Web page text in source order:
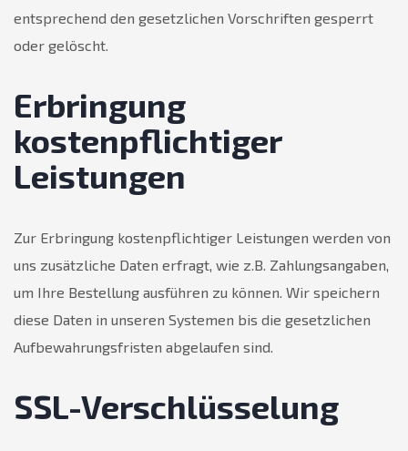
entsprechend den gesetzlichen Vorschriften gesperrt
oder gelöscht.
Erbringung
kostenpflichtiger
Leistungen
Zur Erbringung kostenpflichtiger Leistungen werden von
uns zusätzliche Daten erfragt, wie z.B. Zahlungsangaben,
um Ihre Bestellung ausführen zu können. Wir speichern
diese Daten in unseren Systemen bis die gesetzlichen
Aufbewahrungsfristen abgelaufen sind.
SSL-Verschlüsselung